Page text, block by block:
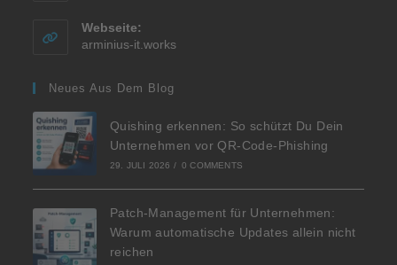
Webseite:
arminius-it.works
Neues Aus Dem Blog
Quishing erkennen: So schützt Du Dein
Unternehmen vor QR-Code-Phishing
29. JULI 2026 / 0 COMMENTS
Patch-Management für Unternehmen:
Warum automatische Updates allein nicht
reichen